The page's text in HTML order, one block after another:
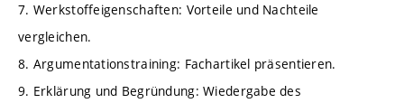
7. Werkstoffeigenschaften: Vorteile und Nachteile
vergleichen.
8. Argumentationstraining: Fachartikel präsentieren.
9. Erklärung und Begründung: Wiedergabe des